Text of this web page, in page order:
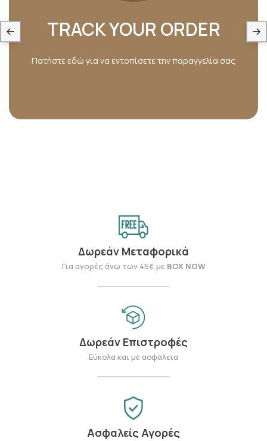
TRACK YOUR ORDER
Πατήστε εδώ για να εντοπίσετε την παραγγελία σας
Δωρεάν Μεταφορικά
Για αγορές άνω των 45€ με BOX NOW
Δωρεάν Επιστροφές
Εύκολα και με ασφάλεια
Ασφαλείς Αγορές